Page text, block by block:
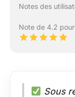
Notes des
Note de 4.2
Sous